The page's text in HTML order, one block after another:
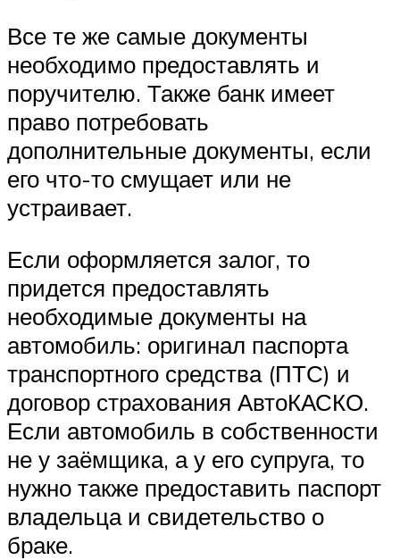
Все те же самые документы
необходимо предоставлять и
поручителю. Также банк имеет
право потребовать
дополнительные документы, если
его что-то смущает или не
устраивает.
Если оформляется залог, то
придется предоставлять
необходимые документы на
автомобиль: оригинал паспорта
транспортного средства (ПТС) и
договор страхования АвтоКАСКО.
Если автомобиль в собственности
не у заёмщика, а у его супруга, то
нужно также предоставить паспорт
владельца и свидетельство о
браке.